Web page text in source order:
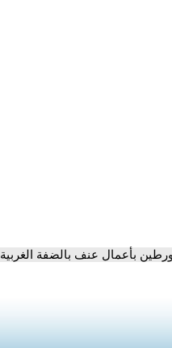
بأعمال عنف بالضفة الغربية